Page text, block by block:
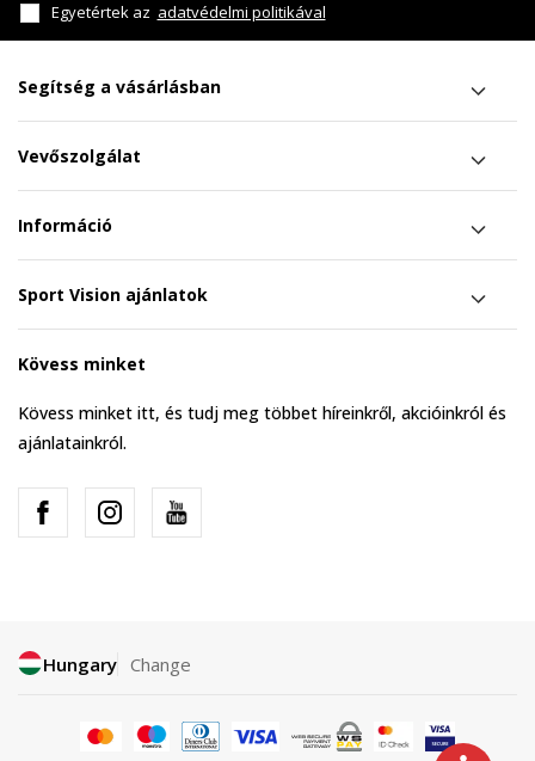
Egyetértek az adatvédelmi politikával
Segítség a vásárlásban
Vevőszolgálat
Információ
Sport Vision ajánlatok
Kövess minket
Kövess minket itt, és tudj meg többet híreinkről, akcióinkról és
ajánlatainkról.
Hungary Change